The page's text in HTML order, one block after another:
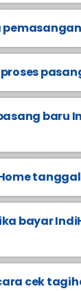
baru
bayar
cek